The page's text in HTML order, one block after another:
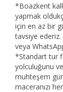
*Boazkent
yapmak
için en az bir
tavsiye
veya
*Standart tur
yolculuğunu
muhteşem
maceranızı